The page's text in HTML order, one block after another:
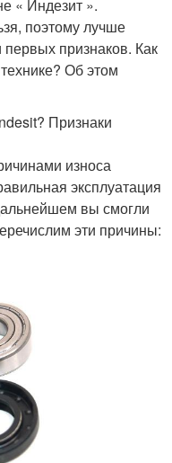
« Индезит ».
поэтому лучше
признаков. Как
Об этом
Признаки
износа
эксплуатация
вы смогли
эти причины: